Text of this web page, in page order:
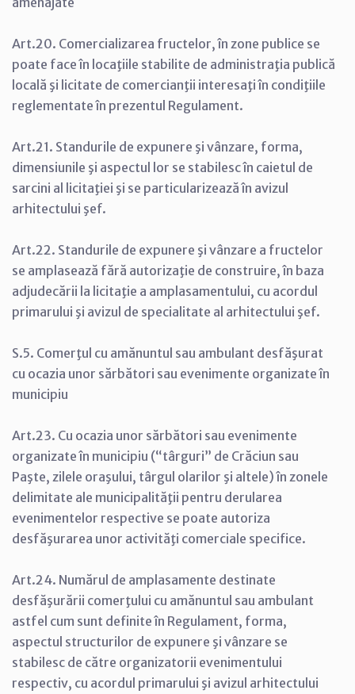
Art.20. Comercializarea fructelor, în zone publice se
poate face în locaţiile stabilite de administraţia publică
locală şi licitate de comercianţii interesaţi în condiţiile
reglementate în prezentul Regulament.
Art.21. Standurile de expunere şi vânzare, forma,
dimensiunile şi aspectul lor se stabilesc în caietul de
sarcini al licitaţiei şi se particularizează în avizul
arhitectului şef.
Art.22. Standurile de expunere şi vânzare a fructelor
se amplasează fără autorizaţie de construire, în baza
adjudecării la licitaţie a amplasamentului, cu acordul
primarului şi avizul de specialitate al arhitectului şef.
S.5. Comerţul cu amănuntul sau ambulant desfăşurat
cu ocazia unor sărbători sau evenimente organizate în
municipiu
Art.23. Cu ocazia unor sărbători sau evenimente
organizate în municipiu (“târguri” de Crăciun sau
Paşte, zilele oraşului, târgul olarilor şi altele) în zonele
delimitate ale municipalităţii pentru derularea
evenimentelor respective se poate autoriza
desfăşurarea unor activităţi comerciale specifice.
Art.24. Numărul de amplasamente destinate
desfăşurării comerţului cu amănuntul sau ambulant
astfel cum sunt definite în Regulament, forma,
aspectul structurilor de expunere şi vânzare se
stabilesc de către organizatorii evenimentului
respectiv, cu acordul primarului şi avizul arhitectului